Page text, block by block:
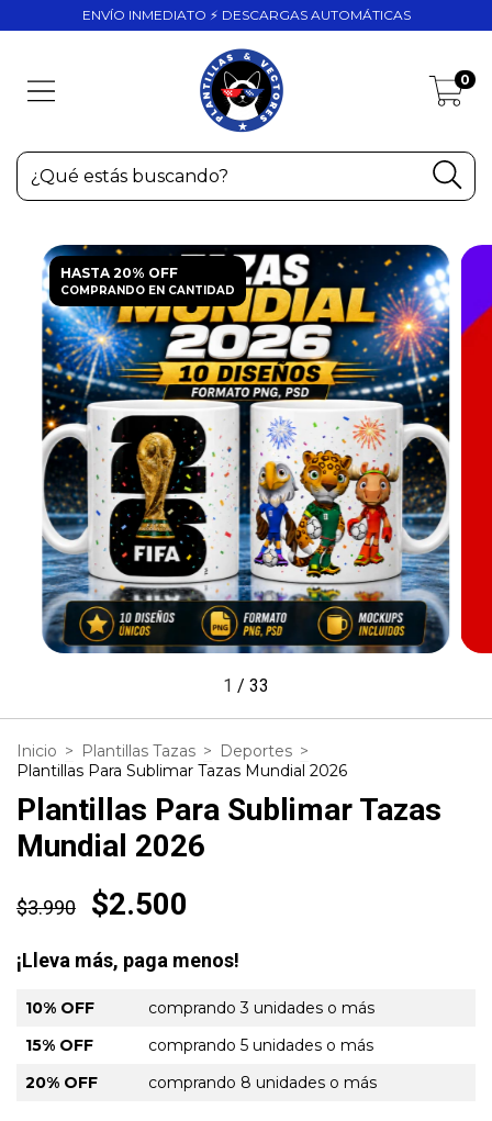
ENVÍO INMEDIATO ⚡ DESCARGAS AUTOMÁTICAS
0
HASTA 20% OFF
COMPRANDO EN CANTIDAD
1 / 33
Inicio > Plantillas Tazas > Deportes >
Plantillas Para Sublimar Tazas Mundial 2026
Plantillas Para Sublimar Tazas
Mundial 2026
$3.990 $2.500
¡Lleva más, paga menos!
10% OFF
comprando 3 unidades o más
15% OFF
comprando 5 unidades o más
20% OFF
comprando 8 unidades o más